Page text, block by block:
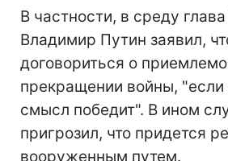
В частности, в среду
Владимир Путин заявил,
договориться о
прекращении войны, "если
смысл победит". В ином
пригрозил, что придется
вооруженным путем.